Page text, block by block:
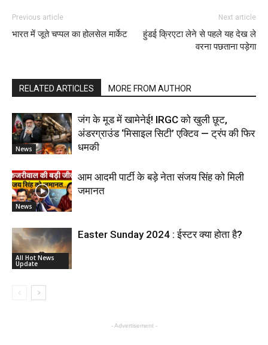
Previous article
भारत में जूते चप्पल का होलसेल मार्केट
Next article
हुंडई क्रिएटा लेने से पहले यह देख ले
वरना पछताना पड़ेगा
RELATED ARTICLES MORE FROM AUTHOR
News
जंग के मूड में खामेनेई! IRGC को खुली छूट,
अंडरग्राउंड ‘मिसाइल सिटी’ एक्टिव — ट्रंप की फिर
धमकी
News
आम आदमी पार्टी के बड़े नेता संजय सिंह को मिली
जमानत
All Hot News
Update
Easter Sunday 2024 : ईस्टर क्या होता है?
- Advertisement -